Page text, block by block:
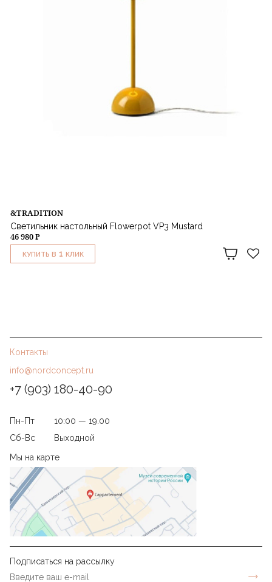
&TRADITION
Светильник настольный Flowerpot VP3 Mustard
46 980 ₽
КУПИТЬ В 1 КЛИК
Контакты
info@nordconcept.ru
+7 (903) 180-40-90
Пн-Пт
10:00 — 19.00
Сб-Вс
Выходной
Мы на карте
Подписаться на рассылку